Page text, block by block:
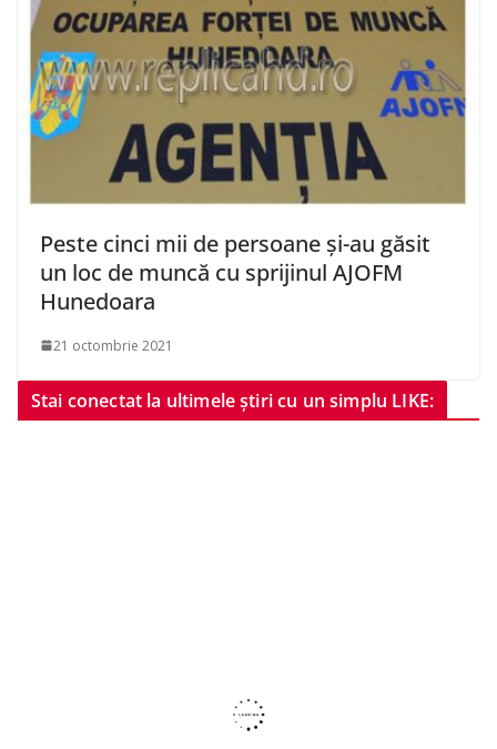
Peste cinci mii de persoane și-au găsit
un loc de muncă cu sprijinul AJOFM
Hunedoara
21 octombrie 2021
Stai conectat la ultimele știri cu un simplu LIKE: